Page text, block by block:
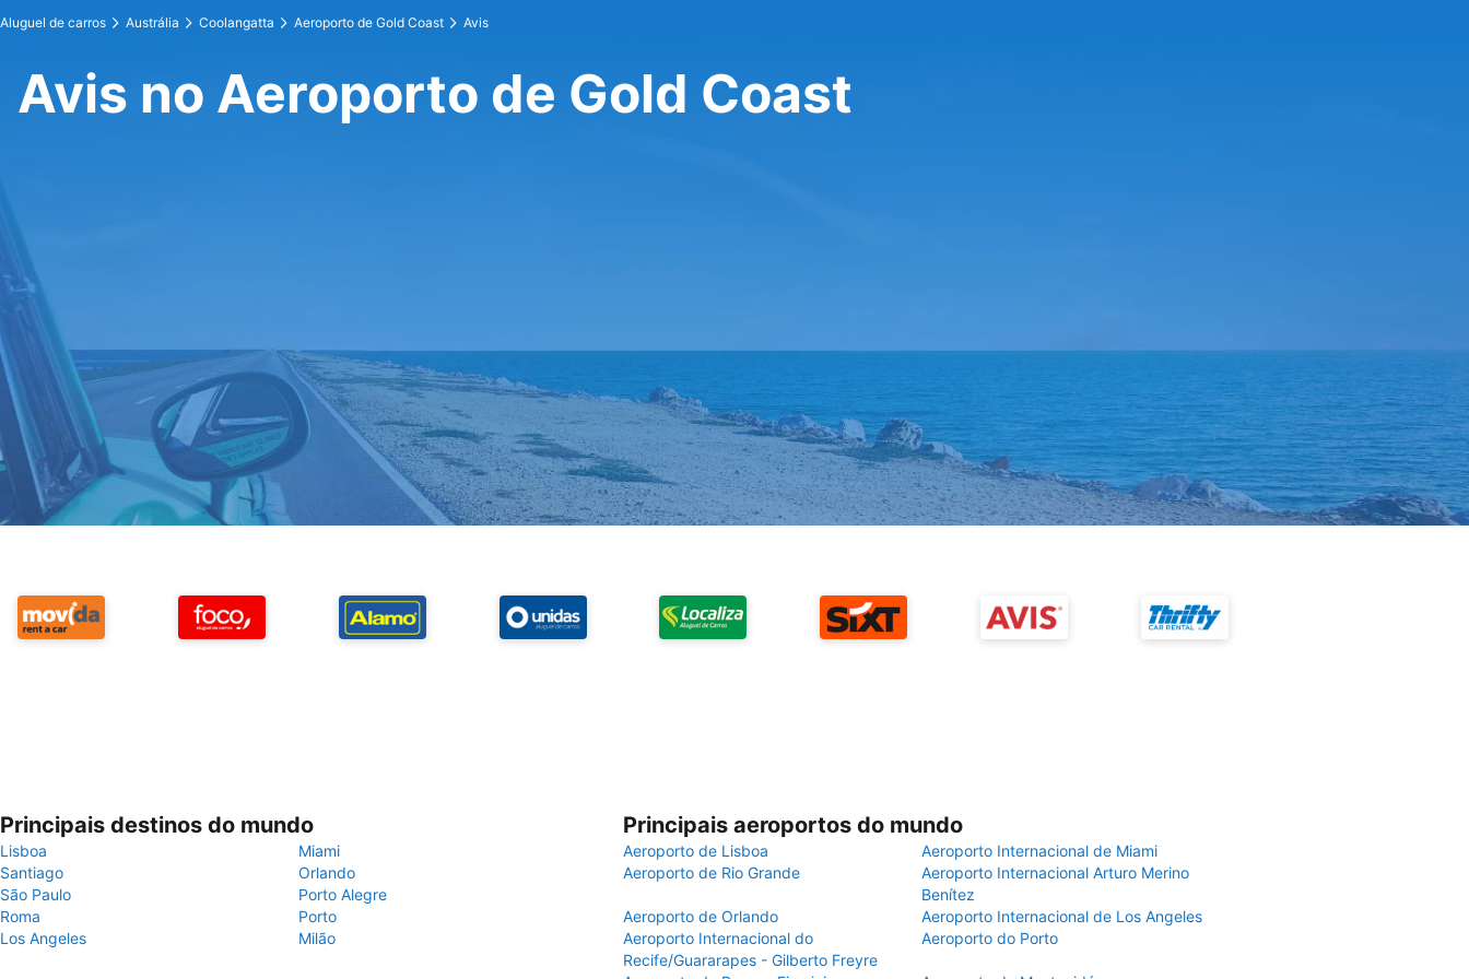
Aluguel de carros Austrália Coolangatta Aeroporto de Gold Coast Avis
Avis no Aeroporto de Gold Coast
Principais destinos do mundo
Lisboa
Miami
Santiago
Orlando
São Paulo
Porto Alegre
Roma
Porto
Los Angeles
Milão
Principais aeroportos do mundo
Aeroporto de Lisboa
Aeroporto Internacional de Miami
Aeroporto de Rio Grande
Aeroporto Internacional Arturo Merino
Benítez
Aeroporto de Orlando
Aeroporto Internacional de Los Angeles
Aeroporto Internacional do
Recife/Guararapes - Gilberto Freyre
Aeroporto do Porto